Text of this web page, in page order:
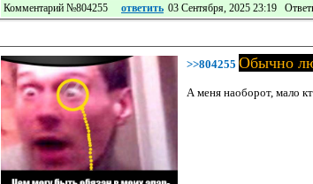
Комментарий №804255 ответить 03 Сентября, 2025 23:19
>>804255 Обычно
А меня наоборот, мало